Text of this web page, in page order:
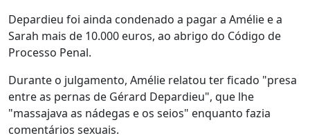
Depardieu foi ainda condenado a pagar a Amélie e a
Sarah mais de 10.000 euros, ao abrigo do Código de
Processo Penal.
Durante o julgamento, Amélie relatou ter ficado "presa
entre as pernas de Gérard Depardieu", que lhe
"massajava as nádegas e os seios" enquanto fazia
comentários sexuais.